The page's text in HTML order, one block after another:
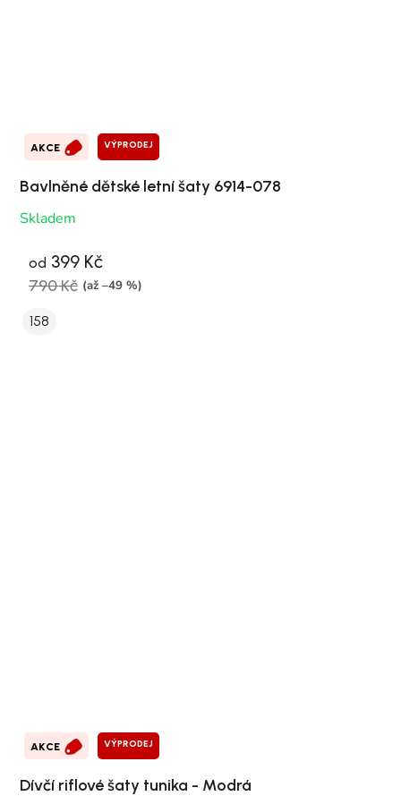
AKCE VÝPRODEJ
Bavlněné dětské letní šaty 6914-078
Skladem
od 399 Kč
790 Kč (až –49 %)
158
AKCE VÝPRODEJ
Dívčí riflové šaty tunika - Modrá